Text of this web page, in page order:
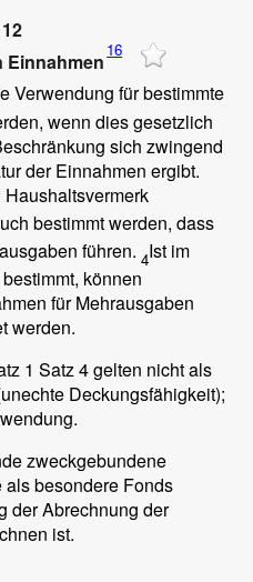
16
Verwendung für bestimmte
wenn dies gesetzlich
sich zwingend
der Einnahmen ergibt.
bestimmt werden, dass
führen. 4Ist im
können
für Mehrausgaben
werden.
1 Satz 4 gelten nicht als
Deckungsfähigkeit);
zweckgebundene
besondere Fonds
der Abrechnung der
ist.